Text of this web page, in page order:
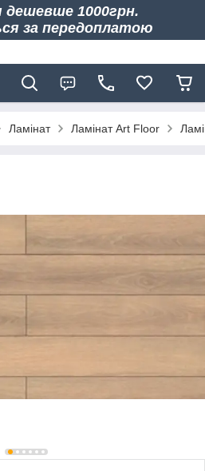
дешевше 1000грн.
за передоплатою
Ламінат Ламінат Art Floor